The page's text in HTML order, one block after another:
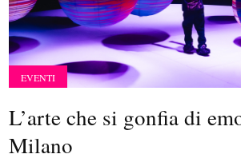
EVENTI
L’arte che si gonfia di
Milano